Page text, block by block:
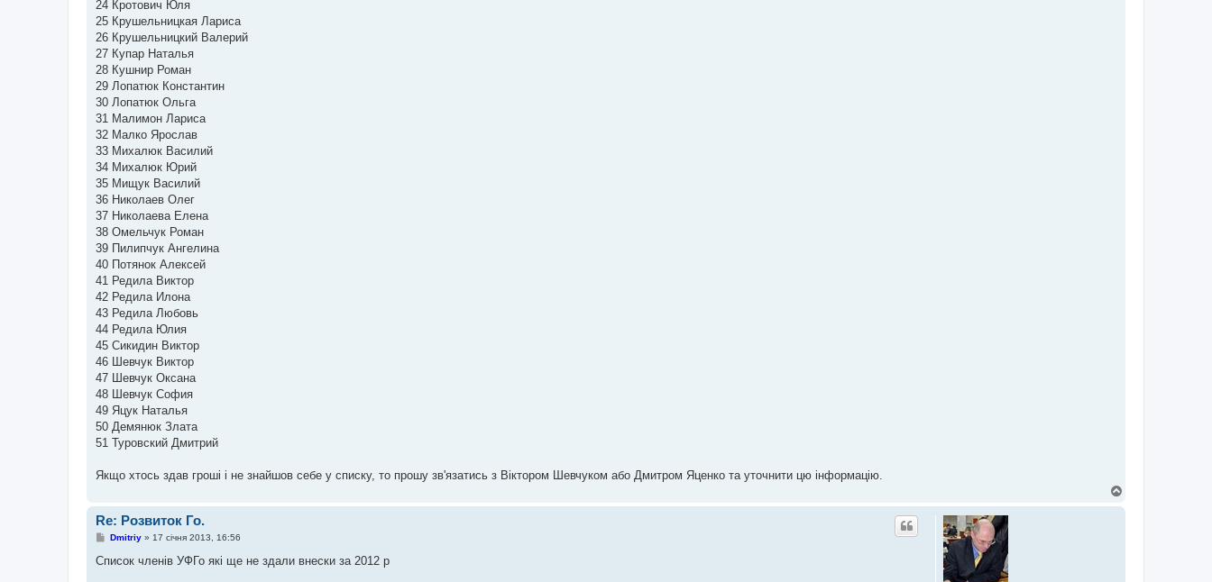
24 Кротович Юля
25 Крушельницкая Лариса
26 Крушельницкий Валерий
27 Купар Наталья
28 Кушнир Роман
29 Лопатюк Константин
30 Лопатюк Ольга
31 Малимон Лариса
32 Малко Ярослав
33 Михалюк Василий
34 Михалюк Юрий
35 Мищук Василий
36 Николаев Олег
37 Николаева Елена
38 Омельчук Роман
39 Пилипчук Ангелина
40 Потянок Алексей
41 Редила Виктор
42 Редила Илона
43 Редила Любовь
44 Редила Юлия
45 Сикидин Виктор
46 Шевчук Виктор
47 Шевчук Оксана
48 Шевчук София
49 Яцук Наталья
50 Демянюк Злата
51 Туровский Дмитрий
Якщо хтось здав гроші і не знайшов себе у списку, то прошу зв'язатись з Віктором Шевчуком або Дмитром Яценко та уточнити цю інформацію.
Re: Розвиток Го.
П
в
Dmitriy» 17 січня 2013, 16:56
Список членів УФГо які ще не здали внески за 2012 р